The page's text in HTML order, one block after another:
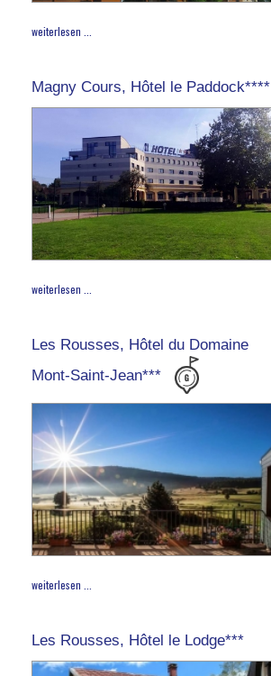
weiterlesen ...
Magny Cours, Hôtel le Paddock****
weiterlesen ...
Les Rousses, Hôtel du Domaine
Mont-Saint-Jean***
weiterlesen ...
Les Rousses, Hôtel le Lodge***